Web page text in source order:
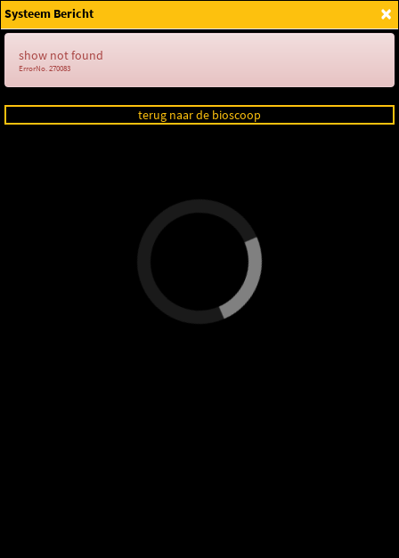
Login
×
Systeem Bericht
show not found
ErrorNo. 270083
terug naar de bioscoop